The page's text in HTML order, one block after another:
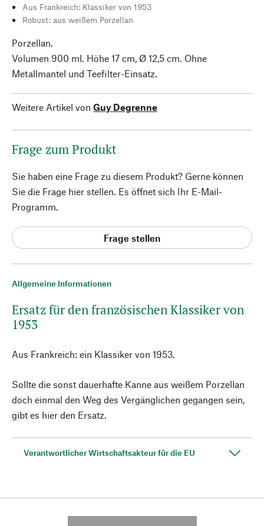
Allgemeine Informationen
Ersatz für den französischen Klassiker von
1953
Aus Frankreich: ein Klassiker von 1953.
Sollte die sonst dauerhafte Kanne aus weißem Porzellan
doch einmal den Weg des Vergänglichen gegangen sein,
gibt es hier den Ersatz.
Verantwortlicher Wirtschaftsakteur für die EU
Aus Frankreich: Klassiker von 1953
Robust: aus weißem Porzellan
Porzellan.
Volumen 900 ml. Höhe 17 cm, Ø 12,5 cm. Ohne
Metallmantel und Teefilter-Einsatz.
Weitere Artikel von Guy Degrenne
Frage zum Produkt
Sie haben eine Frage zu diesem Produkt? Gerne können
Sie die Frage hier stellen. Es öffnet sich Ihr E-Mail-
Programm.
Frage stellen